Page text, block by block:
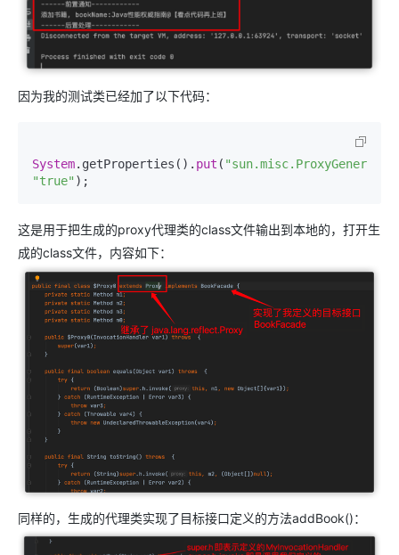
因为我的测试类已经加了以下代码：
System.getProperties(). put (
"true" );
这是用于把生成的proxy代理类的class文件输出到本地的，打开生
成的class文件，内容如下：
同样的，生成的代理类实现了目标接口定义的方法addBook()：